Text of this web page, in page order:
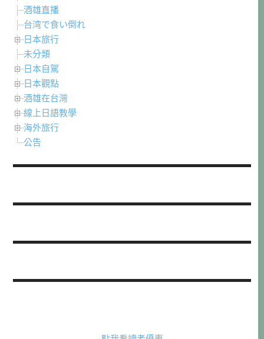
酒雄直播
台湾で食い倒れ
日本旅行
未分類
日本自駕
日本觀點
酒雄在台灣
線上日語教學
海外旅行
公告